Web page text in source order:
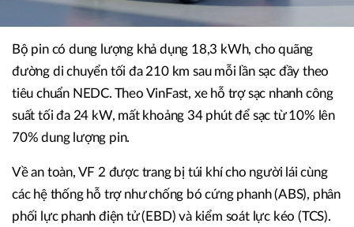
Bộ pin có dung lượng khả dụng 18,3 kWh, cho quãng
đường di chuyển tối đa 210 km sau mỗi lần sạc đầy theo
tiêu chuẩn NEDC. Theo VinFast, xe hỗ trợ sạc nhanh công
suất tối đa 24 kW, mất khoảng 34 phút để sạc từ 10% lên
70% dung lượng pin.
Về an toàn, VF 2 được trang bị túi khí cho người lái cùng
các hệ thống hỗ trợ như chống bó cứng phanh (ABS), phân
phối lực phanh điện tử (EBD) và kiểm soát lực kéo (TCS).